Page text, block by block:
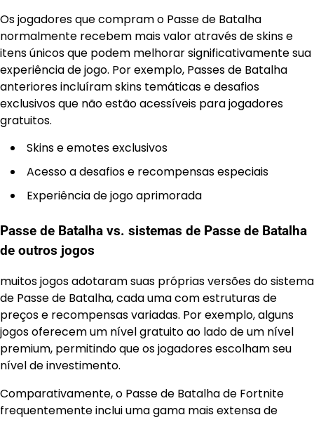
Os jogadores que compram o Passe de Batalha
normalmente recebem mais valor através de skins e
itens únicos que podem melhorar significativamente sua
experiência de jogo. Por exemplo, Passes de Batalha
anteriores incluíram skins temáticas e desafios
exclusivos que não estão acessíveis para jogadores
gratuitos.
Skins e emotes exclusivos
Acesso a desafios e recompensas especiais
Experiência de jogo aprimorada
Passe de Batalha vs. sistemas de Passe de Batalha
de outros jogos
muitos jogos adotaram suas próprias versões do sistema
de Passe de Batalha, cada uma com estruturas de
preços e recompensas variadas. Por exemplo, alguns
jogos oferecem um nível gratuito ao lado de um nível
premium, permitindo que os jogadores escolham seu
nível de investimento.
Comparativamente, o Passe de Batalha de Fortnite
frequentemente inclui uma gama mais extensa de